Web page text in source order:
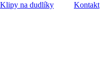
Klipy na dudlíky
Kontakt